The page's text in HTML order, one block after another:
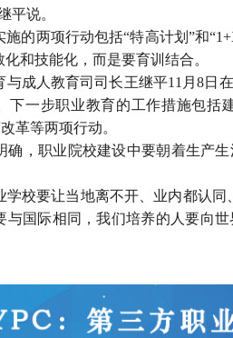
平说。
的两项行动包括“特高计划”和
和技能化，而是要育训结合。
成人教育司司长王继平11月8日
下一步职业教育的工作措施包括
革等两项行动。
，职业院校建设中要朝着生产
校要让当地离不开、业内都认同
与国际相同，我们培养的人要向